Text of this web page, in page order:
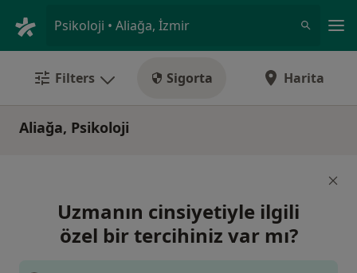
Psikoloji • Aliağa, İzmir
Filters Sigorta Harita
Aliağa, Psikoloji
Uzmanın cinsiyetiyle ilgili
özel bir tercihiniz var mı?